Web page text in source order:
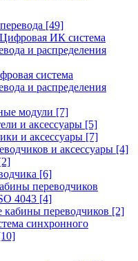
[49]
ИК система
и распределения
система
и распределения
модули [7]
и аксессуары [5]
и аксессуары [7]
и аксессуары [4]
[6]
переводчиков
4043 [4]
кабины переводчиков [2]
синхронного